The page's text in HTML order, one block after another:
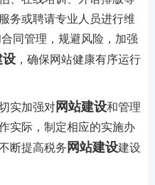
务或聘请专业人员进行维
同管理，规避风险，加强
设 ，确保网站健康有序运行
实加强对网站建设和管理
实际，制定相应的实施办
断提高税务 网站建设建设